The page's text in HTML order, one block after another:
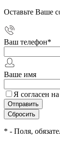
Оставьте Ваше
Ваш телефон*
Ваше имя
Я согласен на
* - Поля,